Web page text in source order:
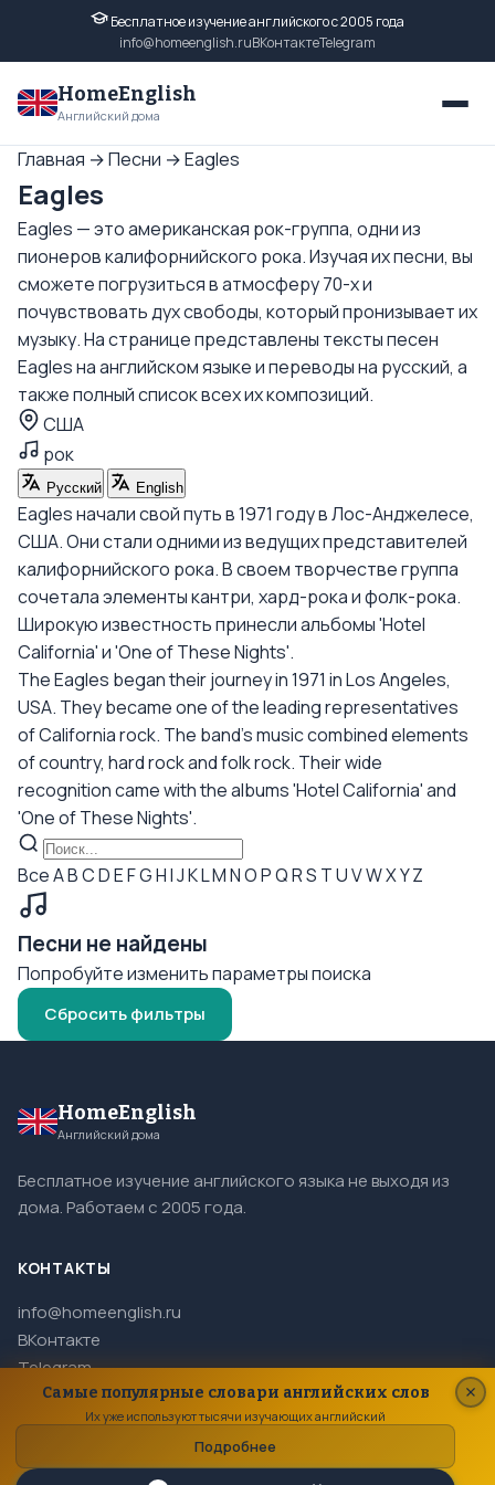
Бесплатное изучение английского с 2005 года
info@homeenglish.ruВКонтактеTelegram
HomeEnglish
Английский дома
Главная →Песни →Eagles
Eagles
Eagles — это американская рок-группа, одни из
пионеров калифорнийского рока. Изучая их песни, вы
сможете погрузиться в атмосферу 70-х и
почувствовать дух свободы, который пронизывает их
музыку. На странице представлены тексты песен
Eagles на английском языке и переводы на русский, а
также полный список всех их композиций.
США
рок
Русский English
Eagles начали свой путь в 1971 году в Лос-Анджелесе,
США. Они стали одними из ведущих представителей
калифорнийского рока. В своем творчестве группа
сочетала элементы кантри, хард-рока и фолк-рока.
Широкую известность принесли альбомы 'Hotel
California' и 'One of These Nights'.
The Eagles began their journey in 1971 in Los Angeles,
USA. They became one of the leading representatives
of California rock. The band's music combined elements
of country, hard rock and folk rock. Their wide
recognition came with the albums 'Hotel California' and
'One of These Nights'.
ВсеABCDEFGHIJKLMNOPQRS TUVWXYZ
Песни не найдены
Попробуйте изменить параметры поиска
Сбросить фильтры
HomeEnglish
Английский дома
Бесплатное изучение английского языка не выходя из
дома. Работаем с 2005 года.
КОНТАКТЫ
info@homeenglish.ru
ВКонтакте
Telegram
© 2005–2026 HomeEnglish. Все права защищены.
Самые популярные словари английских слов
Их уже используют тысячи изучающих английский
Подробнее